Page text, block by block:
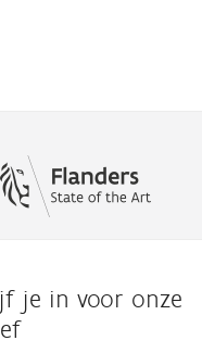
je in voor onze